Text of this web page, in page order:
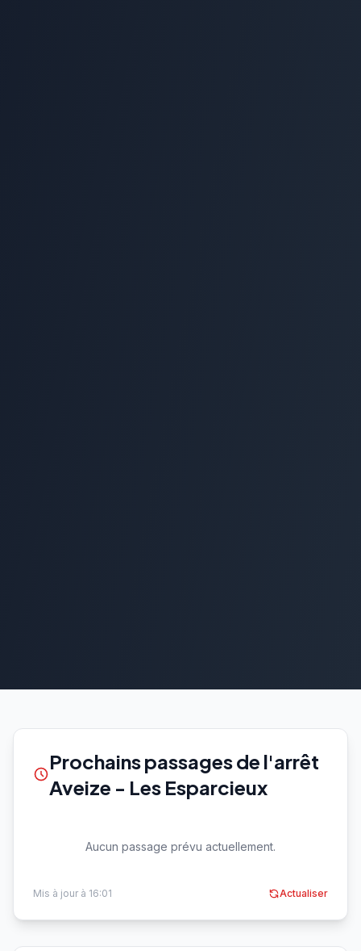
Prochains passages de l'arrêt
Aveize - Les Esparcieux
Aucun passage prévu actuellement.
Mis à jour à 16:01 Actualiser